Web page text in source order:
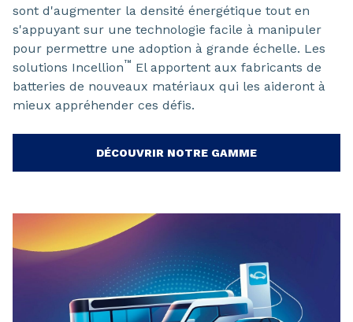
sont d'augmenter la densité énergétique tout en
s'appuyant sur une technologie facile à manipuler
pour permettre une adoption à grande échelle. Les
solutions Incellion™ El apportent aux fabricants de
batteries de nouveaux matériaux qui les aideront à
mieux appréhender ces défis.
DÉCOUVRIR NOTRE GAMME